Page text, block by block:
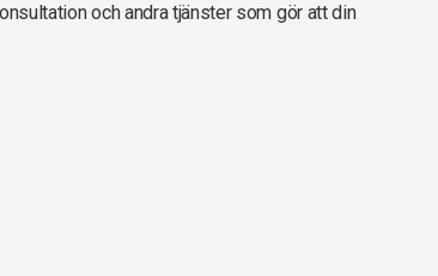
och andra tjänster som gör att din